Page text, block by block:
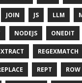
JOIN JS LLM
NODEJS ONEDIT
REGEXMATCH
REPT ROW